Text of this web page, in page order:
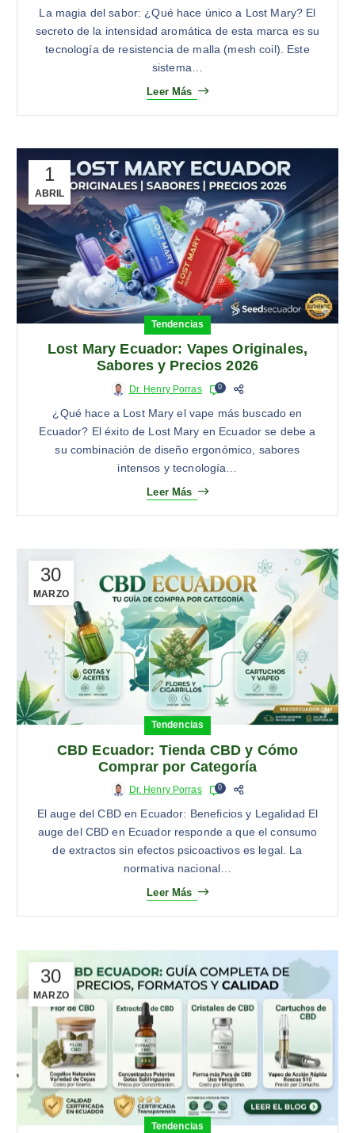
La magia del sabor: ¿Qué hace único a Lost Mary? El
secreto de la intensidad aromática de esta marca es su
tecnología de resistencia de malla (mesh coil). Este
sistema…
Leer Más
1
ABRIL
Tendencias
Lost Mary Ecuador: Vapes Originales,
Sabores y Precios 2026
Dr. Henry Porras 0
¿Qué hace a Lost Mary el vape más buscado en
Ecuador? El éxito de Lost Mary en Ecuador se debe a
su combinación de diseño ergonómico, sabores
intensos y tecnología…
Leer Más
30
MARZO
Tendencias
CBD Ecuador: Tienda CBD y Cómo
Comprar por Categoría
Dr. Henry Porras 0
El auge del CBD en Ecuador: Beneficios y Legalidad El
auge del CBD en Ecuador responde a que el consumo
de extractos sin efectos psicoactivos es legal. La
normativa nacional…
Leer Más
30
MARZO
Tendencias